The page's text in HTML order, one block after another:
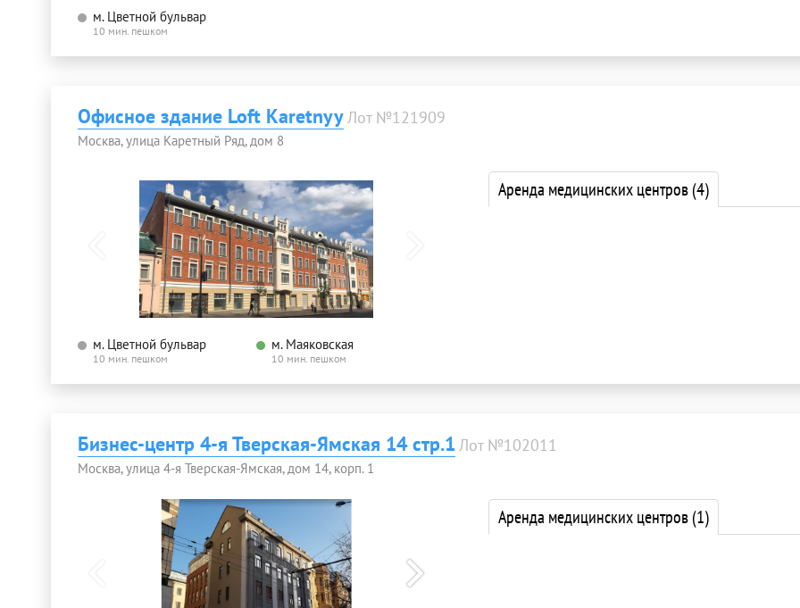
м. Цветной бульвар
10 мин. пешком
Офисное здание Loft KaretnyyЛот №121909
Москва, улица Каретный Ряд, дом 8
м. Цветной бульвар
10 мин. пешком
м. Маяковская
10 мин. пешком
Аренда медицинских центров(4)
Бизнес-центр 4-я Тверская-Ямская 14 стр.1 Лот №102011
Москва, улица 4-я Тверская-Ямская, дом 14, корп. 1
Аренда медицинских центров(1)